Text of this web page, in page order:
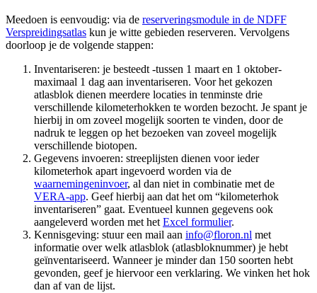
Meedoen is eenvoudig: via de reserveringsmodule in de NDFF
Verspreidingsatlas kun je witte gebieden reserveren. Vervolgens
doorloop je de volgende stappen:
Inventariseren: je besteedt -tussen 1 maart en 1 oktober-
maximaal 1 dag aan inventariseren. Voor het gekozen
atlasblok dienen meerdere locaties in tenminste drie
verschillende kilometerhokken te worden bezocht. Je spant je
hierbij in om zoveel mogelijk soorten te vinden, door de
nadruk te leggen op het bezoeken van zoveel mogelijk
verschillende biotopen.
Gegevens invoeren: streeplijsten dienen voor ieder
kilometerhok apart ingevoerd worden via de
waarnemingeninvoer, al dan niet in combinatie met de
VERA-app. Geef hierbij aan dat het om “kilometerhok
inventariseren” gaat. Eventueel kunnen gegevens ook
aangeleverd worden met het Excel formulier.
Kennisgeving: stuur een mail aan info@floron.nl met
informatie over welk atlasblok (atlasbloknummer) je hebt
geïnventariseerd. Wanneer je minder dan 150 soorten hebt
gevonden, geef je hiervoor een verklaring. We vinken het hok
dan af van de lijst.